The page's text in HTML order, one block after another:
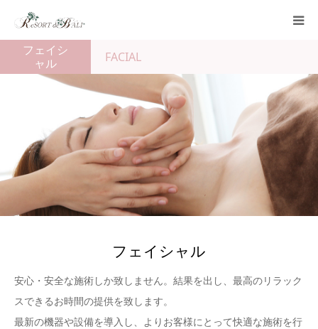
フェイシ
ャル
FACIAL
フェイシャル
安心・安全な施術しか致しません。結果を出し、最高のリラック
スできるお時間の提供を致します。
最新の機器や設備を導入し、よりお客様にとって快適な施術を行
リゾートデバリについて
エステ
ネイル
通信販売